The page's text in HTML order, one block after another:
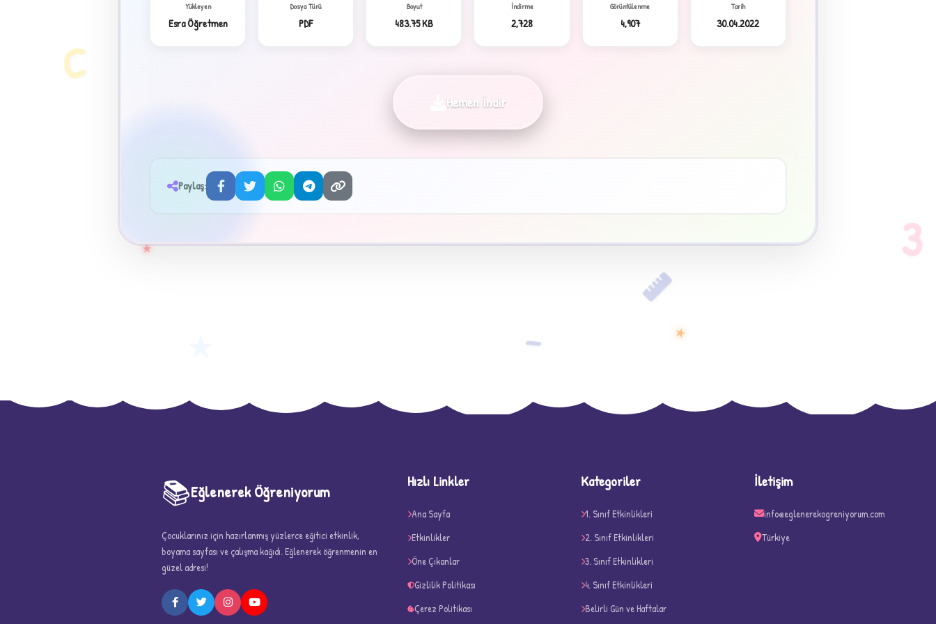
★
★
Yükleyen
Esra Öğretmen
Dosya Türü
PDF
Boyut
483.75 KB
İndirme
2,728
Görüntülenme
4,907
Tarih
30.04.2022
Hemen İndir
Paylaş:
C
D
3
5
−
📚Eğlenerek Öğreniyorum
Çocuklarınız için hazırlanmış yüzlerce eğitici etkinlik,
boyama sayfası ve çalışma kağıdı. Eğlenerek öğrenmenin en
güzel adresi!
Hızlı Linkler
Ana Sayfa
Etkinlikler
Öne Çıkanlar
Gizlilik Politikası
Çerez Politikası
Kategoriler
1. Sınıf Etkinlikleri
2. Sınıf Etkinlikleri
3. Sınıf Etkinlikleri
4. Sınıf Etkinlikleri
Belirli Gün ve Haftalar
İletişim
info@eglenerekogreniyorum.com
Türkiye